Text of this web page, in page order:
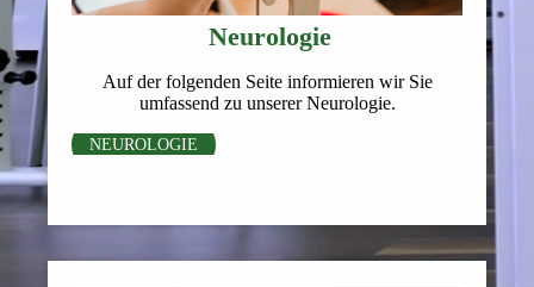
Neurologie
Auf der folgenden Seite informieren wir Sie
umfassend zu unserer Neurologie.
NEUROLOGIE